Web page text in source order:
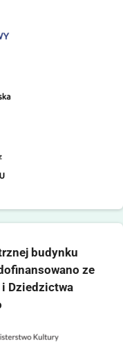
budynku
ze
Dziedzictwa